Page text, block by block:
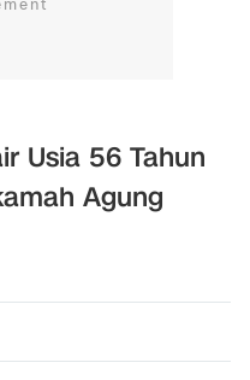
Usia 56 Tahun
Agung